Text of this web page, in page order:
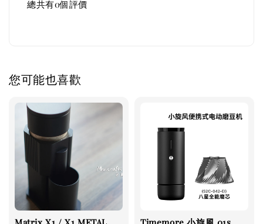
總共有0個評價
您可能也喜歡